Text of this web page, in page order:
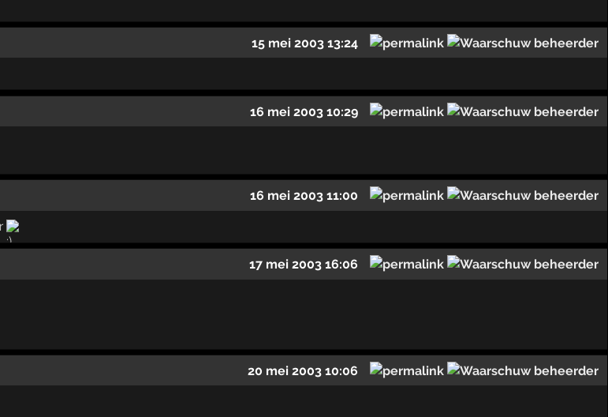
15 mei 2003 13:24
16 mei 2003 10:29
16 mei 2003 11:00
17 mei 2003 16:06
20 mei 2003 10:06